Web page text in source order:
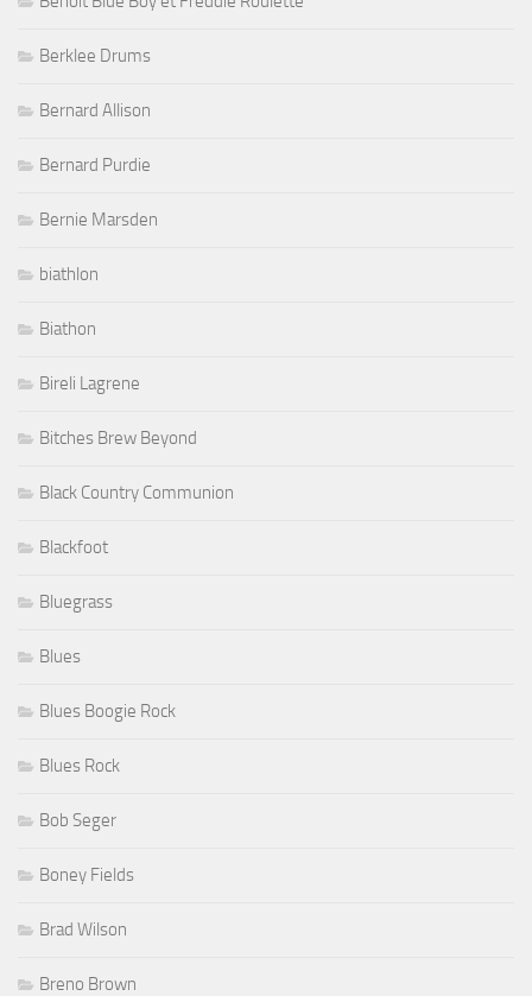
Berklee Drums
Bernard Allison
Bernard Purdie
Bernie Marsden
biathlon
Biathon
Bireli Lagrene
Bitches Brew Beyond
Black Country Communion
Blackfoot
Bluegrass
Blues
Blues Boogie Rock
Blues Rock
Bob Seger
Boney Fields
Brad Wilson
Breno Brown